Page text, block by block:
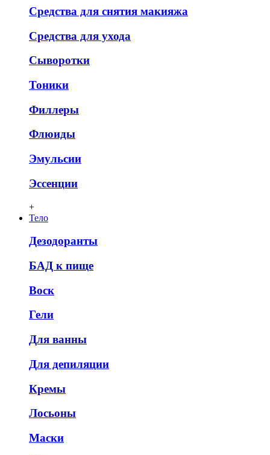
Средства для снятия макияжа
Средства для ухода
Сыворотки
Тоники
Филлеры
Флюиды
Эмульсии
Эссенции
+
Тело
Дезодоранты
БАД к пище
Воск
Гели
Для ванны
Для депиляции
Кремы
Лосьоны
Маски